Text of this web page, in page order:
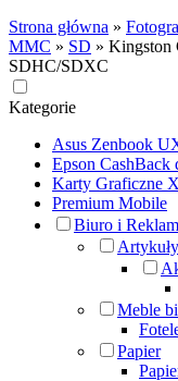
Strona główna »
MMC » SD » Kingston
SDHC/SDXC
Kategorie
Asus Zenbook
Epson CashBack
Karty Graficzne
Premium Mobile
Biuro i
Meble
Papier